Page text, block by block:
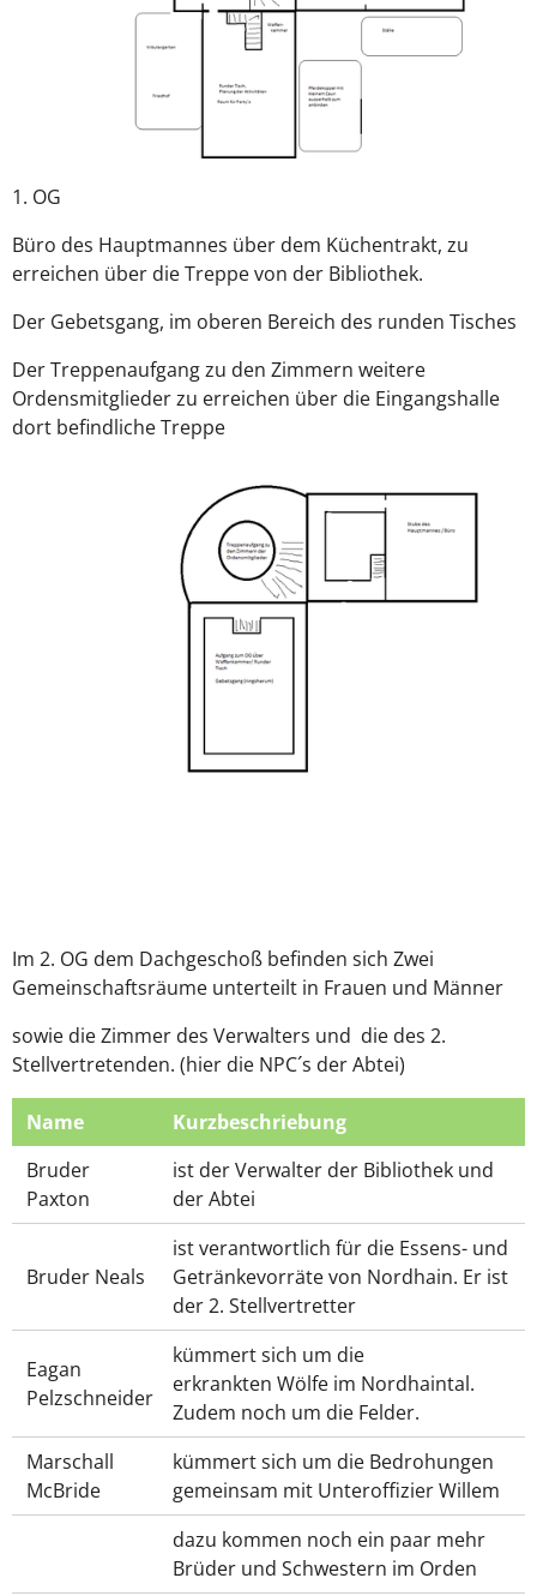
1. OG
Büro des Hauptmannes über dem Küchentrakt, zu
erreichen über die Treppe von der Bibliothek.
Der Gebetsgang, im oberen Bereich des runden Tisches
Der Treppenaufgang zu den Zimmern weitere
Ordensmitglieder zu erreichen über die Eingangshalle
dort befindliche Treppe
Im 2. OG dem Dachgeschoß befinden sich Zwei
Gemeinschaftsräume unterteilt in Frauen und Männer
sowie die Zimmer des Verwalters und die des 2.
Stellvertretenden. (hier die NPC´s der Abtei)
Name
Kurzbeschriebung
Bruder
Paxton
ist der Verwalter der Bibliothek und
der Abtei
Bruder Neals
ist verantwortlich für die Essens- und
Getränkevorräte von Nordhain. Er ist
der 2. Stellvertretter
Eagan
Pelzschneider
kümmert sich um die
erkrankten Wölfe im Nordhaintal.
Zudem noch um die Felder.
Marschall
McBride
kümmert sich um die Bedrohungen
gemeinsam mit Unteroffizier Willem
dazu kommen noch ein paar mehr
Brüder und Schwestern im Orden